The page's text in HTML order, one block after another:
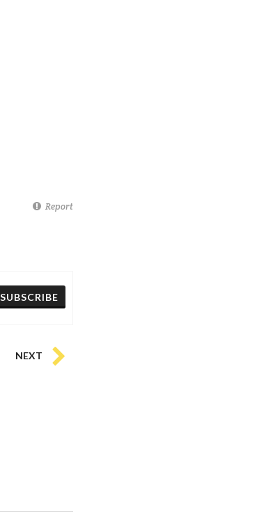
Report
SUBSCRIBE
NEXT